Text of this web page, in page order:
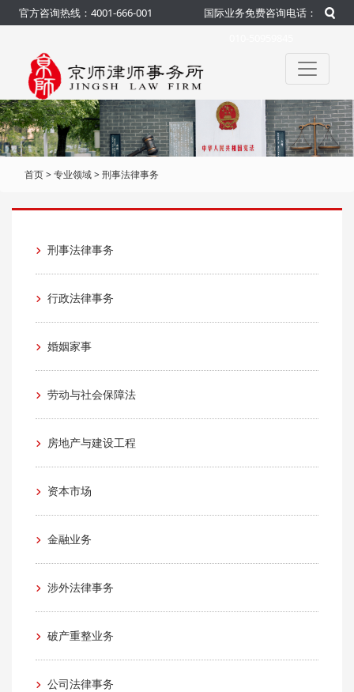
官方咨询热线：4001-666-001
国际业务免费咨询电话：
首页>专业领域>刑事法律事务
刑事法律事务
行政法律事务
婚姻家事
劳动与社会保障法
房地产与建设工程
资本市场
金融业务
涉外法律事务
破产重整业务
公司法律事务